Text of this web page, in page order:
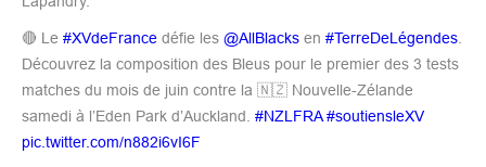
🔴 Le #XVdeFrance défie les @AllBlacks en #TerreDeLégendes
Découvrez la composition des Bleus pour le premier des 3 tests
matches du mois de juin contre la 🇳🇿 Nouvelle-Zélande
samedi à l’Eden Park d’Auckland. #NZLFRA #soutiensleXV
pic.twitter.com/n882i6vI6F